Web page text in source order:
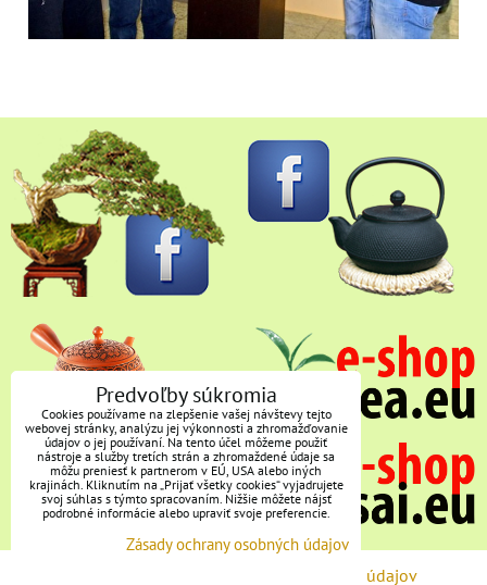
Zásady ochrany osobných údajov
Predvoľby súkromia
Cookies používame na zlepšenie vašej návštevy tejto
webovej stránky, analýzu jej výkonnosti a zhromažďovanie
údajov o jej používaní. Na tento účel môžeme použiť
nástroje a služby tretích strán a zhromaždené údaje sa
môžu preniesť k partnerom v EÚ, USA alebo iných
krajinách. Kliknutím na „Prijať všetky cookies“ vyjadrujete
svoj súhlas s týmto spracovaním. Nižšie môžete nájsť
podrobné informácie alebo upraviť svoje preferencie.
Zásady ochrany osobných údajov